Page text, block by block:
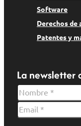
Software
Derechos de
Patentes y
La newsletter